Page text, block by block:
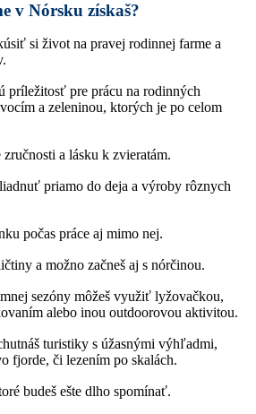
v Nórsku získaš?
si život na pravej rodinnej farme a
príležitosť pre prácu na rodinných
a zeleninou, ktorých je po celom
a lásku k zvieratám.
priamo do deja a výroby rôznych
počas práce aj mimo nej.
a možno začneš aj s nórčinou.
sezóny môžeš využiť lyžovačkou,
alebo inou outdoorovou aktivitou.
turistiky s úžasnými výhľadmi,
fjorde, či lezením po skalách.
budeš ešte dlho spomínať.